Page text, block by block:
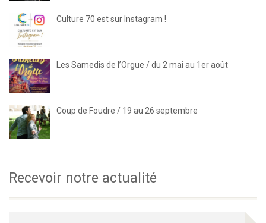
Culture 70 est sur Instagram !
Les Samedis de l’Orgue / du 2 mai au 1er août
Coup de Foudre / 19 au 26 septembre
Recevoir notre actualité